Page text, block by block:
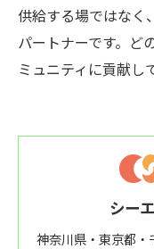
供給する場ではなく
パートナーです。ど
ミュニティに貢献し
シー
神奈川県・東京都・